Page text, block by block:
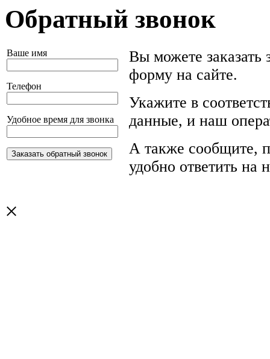
Обратный звонок
Ваше имя
Телефон
Удобное время для звонка
Вы можете заказать
форму на сайте.
Укажите в
данные, и наш
А также сообщите,
удобно ответить на
×